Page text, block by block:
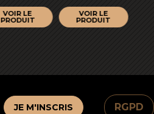
VOIR LE
PRODUIT
VOIR LE
PRODUIT
RGPD